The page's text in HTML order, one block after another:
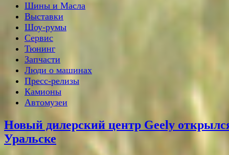
Шины и Масла
Выставки
Шоу-румы
Сервис
Тюнинг
Запчасти
Люди о машинах
Пресс-релизы
Камионы
Автомузеи
Новый дилерский центр Geely
Уральске